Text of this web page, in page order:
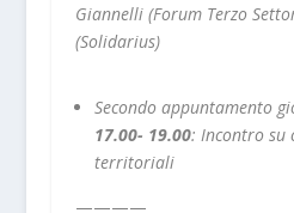
Giannelli (Forum Terzo
(Solidarius)
Secondo appuntamento
17.00- 19.00: Incontro su
territoriali
————